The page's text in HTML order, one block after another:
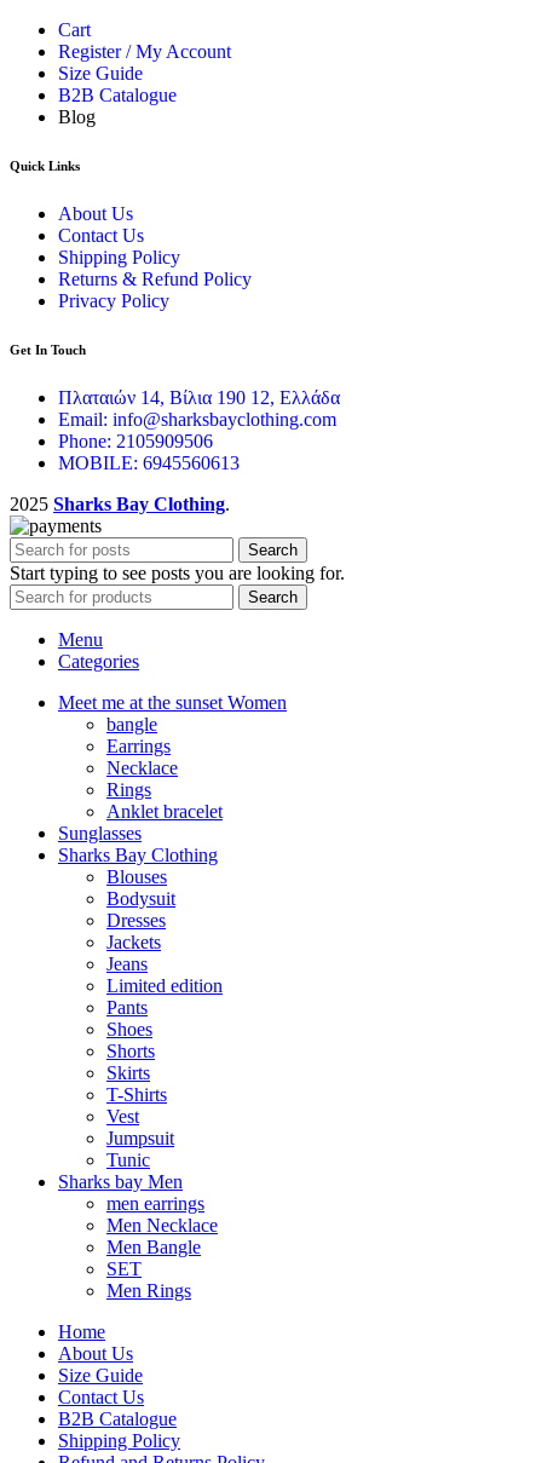
Cart
Register / My Account
Size Guide
B2B Catalogue
Blog
Quick Links
About Us
Contact Us
Shipping Policy
Returns & Refund Policy
Privacy Policy
Get In Touch
Πλαταιών 14, Βίλια 190 12, Ελλάδα
Email: info@sharksbayclothing.com
Phone: 2105909506
MOBILE: 6945560613
2025 Sharks Bay Clothing.
Search
Start typing to see posts you are looking for.
Search
Menu
Categories
Meet me at the sunset Women
bangle
Earrings
Necklace
Rings
Anklet bracelet
Sunglasses
Sharks Bay Clothing
Blouses
Bodysuit
Dresses
Jackets
Jeans
Limited edition
Pants
Shoes
Shorts
Skirts
T-Shirts
Vest
Jumpsuit
Tunic
Sharks bay Men
men earrings
Men Necklace
Men Bangle
SET
Men Rings
Home
About Us
Size Guide
Contact Us
B2B Catalogue
Shipping Policy